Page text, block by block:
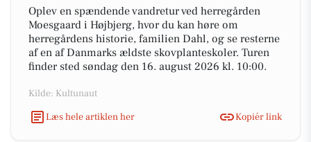
Oplev en spændende vandretur ved herregården
Moesgaard i Højbjerg, hvor du kan høre om
herregårdens historie, familien Dahl, og se resterne
af en af Danmarks ældste skovplanteskoler. Turen
finder sted søndag den 16. august 2026 kl. 10:00.
Kilde: Kultunaut
Læs hele artiklen her
Kopiér link